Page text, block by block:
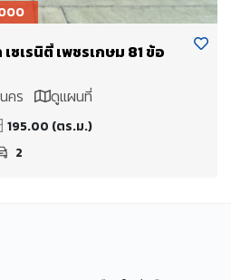
เรนิตี้ เพชรเกษม 81 ข้อ
คร
ดูแผนที่
195.00 (ตร.ม.)
2